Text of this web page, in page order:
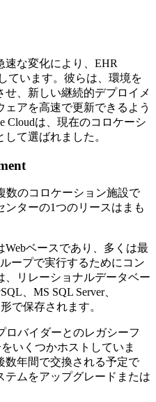
な変化により、EHR
ています。彼らは、環境を
、新しい継続的デプロイメ
アを高速で更新できるよう
Cloudは、現在のコロケーシ
て選ばれました。
数のコロケーション施設で
ターの1つのリースはまも
ベースであり、多くは最
ープで実行するためにコン
、リレーショナルデータベー
、MS SQL Server、
で保存されます。
ロバイダーとのレガシーフ
いくつかホストしていま
数年間で交換される予定で
ムをアップグレードまたは